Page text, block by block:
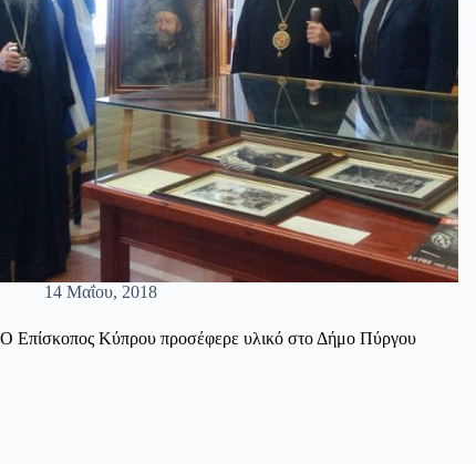
14 Μαΐου, 2018
Ο Επίσκοπος Κύπρου προσέφερε υλικό στο Δήμο Πύργου